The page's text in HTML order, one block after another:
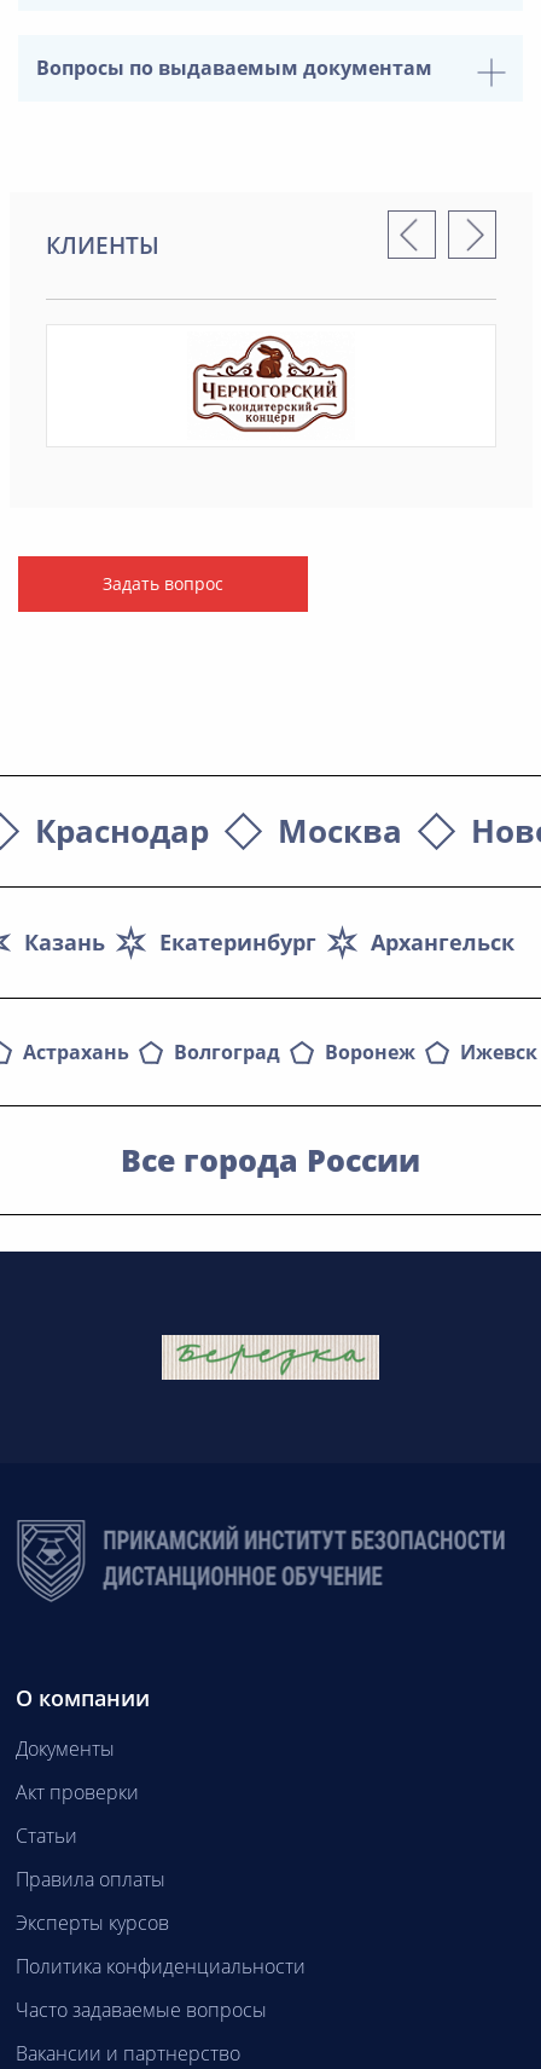
Вопросы по выдаваемым документам
КЛИЕНТЫ
Задать вопрос
Краснодар Москва
Архангельск
Екатеринбург
Казань
Астрахань Волгоград Воронеж Ижевск
Все города России
О компании
Документы
Акт проверки
Статьи
Правила оплаты
Эксперты курсов
Политика конфиденциальности
Часто задаваемые вопросы
Вакансии и партнерство